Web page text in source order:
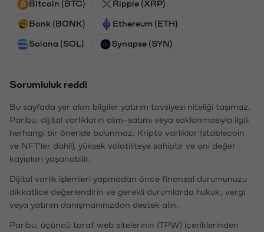
Bitcoin (BTC) Ripple (XRP)
Bonk (BONK) Ethereum (ETH)
Solana (SOL) Synapse (SYN)
Sorumluluk reddi
Bu sayfada yer alan bilgiler yatırım tavsiyesi niteliği taşımaz.
Paribu, dijital varlıkların alım-satımı veya saklanmasıyla ilgili
herhangi bir öneride bulunmaz. Kripto varlıklar (stablecoin
ve NFT'ler dahil), yüksek volatiliteye sahiptir ve ani değer
kayıpları yaşanabilir.
Dijital varlık işlemleri yapmadan önce finansal durumunuzu
dikkatlice değerlendirin ve gerekli durumlarda hukuk, vergi
veya yatırım danışmanınızdan destek alın.
Paribu, üçüncü taraf web sitelerinin (TPW) içeriklerinden